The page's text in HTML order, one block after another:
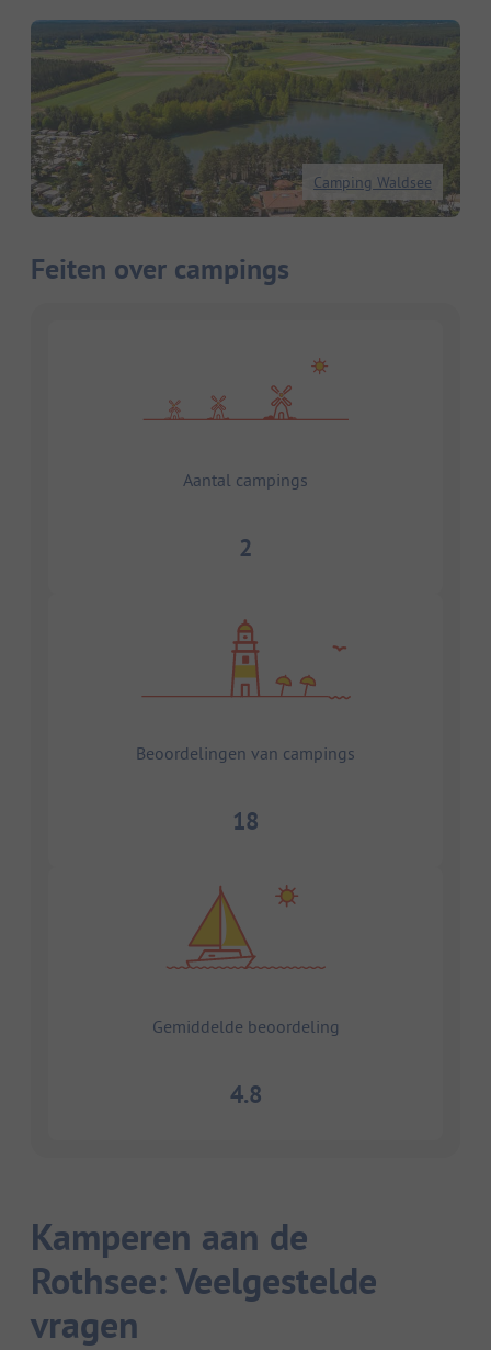
Camping Waldsee
Feiten over campings
Aantal campings
2
Beoordelingen van campings
18
Gemiddelde beoordeling
4.8
Kamperen aan de
Rothsee: Veelgestelde
vragen